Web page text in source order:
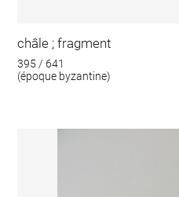
châle ; fragment
395 / 641
(époque byzantine)